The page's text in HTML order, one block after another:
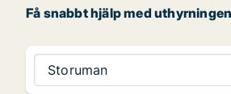
Få snabbt hjälp med
Storuman